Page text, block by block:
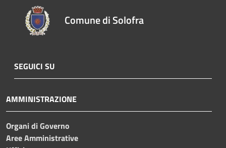
Comune di Solofra
SEGUICI SU
AMMINISTRAZIONE
Organi di Governo
Aree Amministrative